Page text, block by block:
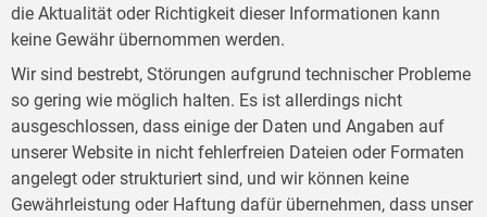
die Aktualität oder Richtigkeit dieser Informationen kann
keine Gewähr übernommen werden.
Wir sind bestrebt, Störungen aufgrund technischer Probleme
so gering wie möglich halten. Es ist allerdings nicht
ausgeschlossen, dass einige der Daten und Angaben auf
unserer Website in nicht fehlerfreien Dateien oder Formaten
angelegt oder strukturiert sind, und wir können keine
Gewährleistung oder Haftung dafür übernehmen, dass unser